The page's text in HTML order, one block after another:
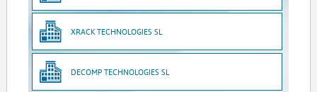
XRACK TECHNOLOGIES SL
DECOMP TECHNOLOGIES SL